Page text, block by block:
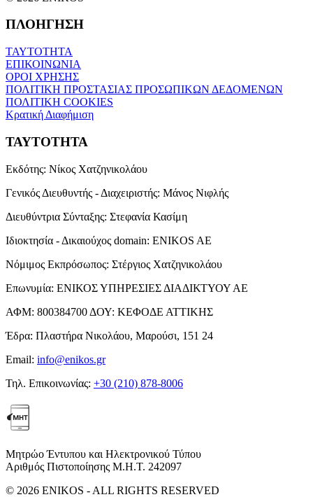
ΠΛΟΗΓΗΣΗ
ΤΑΥΤΟΤΗΤΑ
ΕΠΙΚΟΙΝΩΝΙΑ
ΟΡΟΙ ΧΡΗΣΗΣ
ΠΟΛΙΤΙΚΗ ΠΡΟΣΤΑΣΙΑΣ ΠΡΟΣΩΠΙΚΩΝ ΔΕΔΟΜΕΝΩΝ
ΠΟΛΙΤΙΚΗ COOKIES
Κρατική Διαφήμιση
ΤΑΥΤΟΤΗΤΑ
Εκδότης: Νίκος Χατζηνικολάου
Γενικός Διευθυντής - Διαχειριστής: Μάνος Νιφλής
Διευθύντρια Σύνταξης: Στεφανία Κασίμη
Ιδιοκτησία - Δικαιούχος domain: ENIKOS AE
Νόμιμος Εκπρόσωπος: Στέργιος Χατζηνικολάου
Επωνυμία: ΕΝΙΚΟΣ ΥΠΗΡΕΣΙΕΣ ΔΙΑΔΙΚΤΥΟΥ ΑΕ
ΑΦΜ: 800384700 ΔΟΥ: ΚΕΦΟΔΕ ΑΤΤΙΚΗΣ
Έδρα: Πλαστήρα Νικολάου, Μαρούσι, 151 24
Email: info@enikos.gr
Τηλ. Επικοινωνίας: +30 (210) 878-8006
Μητρώο Έντυπου και Ηλεκτρονικού Τύπου
Αριθμός Πιστοποίησης Μ.Η.Τ. 242097
© 2026 ENIKOS - ALL RIGHTS RESERVED